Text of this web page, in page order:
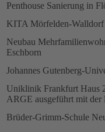
Penthouse Sanierung in
KITA Mörfelden-Walldorf
Neubau
Eschborn
Johannes Gutenberg-
Uniklinik Frankfurt Haus
ARGE ausgeführt mit
Brüder-Grimm-Schule